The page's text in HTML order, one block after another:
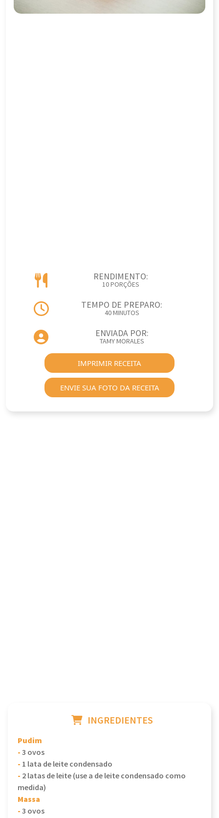
RENDIMENTO:
10 PORÇÕES
TEMPO DE PREPARO:
40 MINUTOS
ENVIADA POR:
TAMY MORALES
IMPRIMIR RECEITA
ENVIE SUA FOTO DA RECEITA
INGREDIENTES
Pudim
-3 ovos
- 1 lata de leite condensado
- 2 latas de leite (use a de leite condensado como
medida)
Massa
-3 ovos